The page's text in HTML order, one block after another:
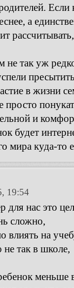
а
так уж
в жизни
и
будет
мира куда-то
19:54
нас это
сложно,
влиять на
так в школе,
меньше